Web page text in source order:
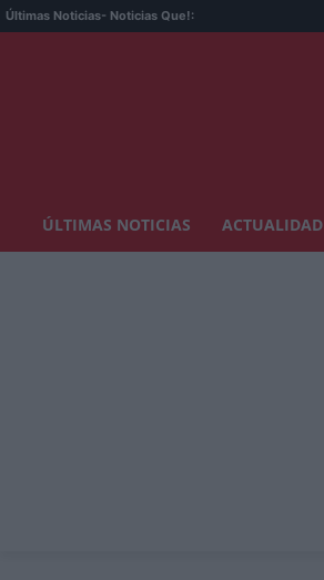
Últimas Noticias- Noticias Que!:
ÚLTIMAS NOTICIAS ACTUALIDAD